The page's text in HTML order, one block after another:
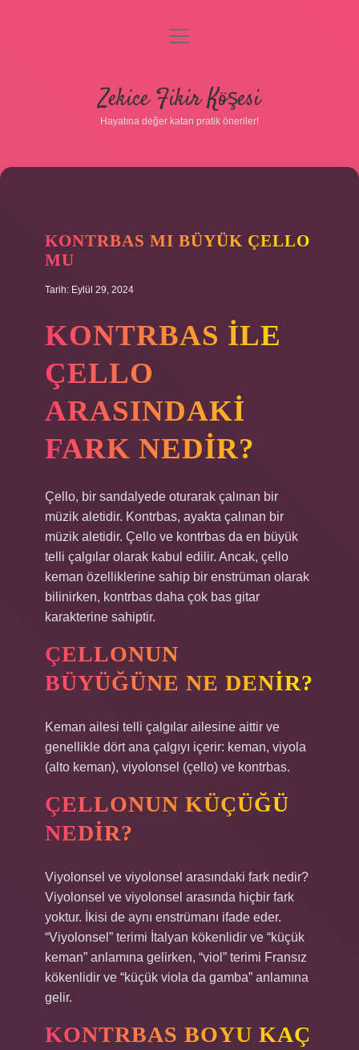
Gizlilik Politikası
Yasal Uyarı
menüyü
Zekice Fikir Köşesi
Hayatına değer katan pratik öneriler!
KONTRBAS MI BÜYÜK ÇELLO
MU
Tarih: Eylül 29, 2024
KONTRBAS ILE
ÇELLO
ARASINDAKI
FARK NEDIR?
Çello, bir sandalyede oturarak çalınan bir
müzik aletidir. Kontrbas, ayakta çalınan bir
müzik aletidir. Çello ve kontrbas da en büyük
telli çalgılar olarak kabul edilir. Ancak, çello
keman özelliklerine sahip bir enstrüman olarak
bilinirken, kontrbas daha çok bas gitar
karakterine sahiptir.
ÇELLONUN
BÜYÜĞÜNE NE DENIR?
Keman ailesi telli çalgılar ailesine aittir ve
genellikle dört ana çalgıyı içerir: keman, viyola
(alto keman), viyolonsel (çello) ve kontrbas.
ÇELLONUN KÜÇÜĞÜ
NEDIR?
Viyolonsel ve viyolonsel arasındaki fark nedir?
Viyolonsel ve viyolonsel arasında hiçbir fark
yoktur. İkisi de aynı enstrümanı ifade eder.
“Viyolonsel” terimi İtalyan kökenlidir ve “küçük
keman” anlamına gelirken, “viol” terimi Fransız
kökenlidir ve “küçük viola da gamba” anlamına
gelir.
KONTRBAS BOYU KAÇ